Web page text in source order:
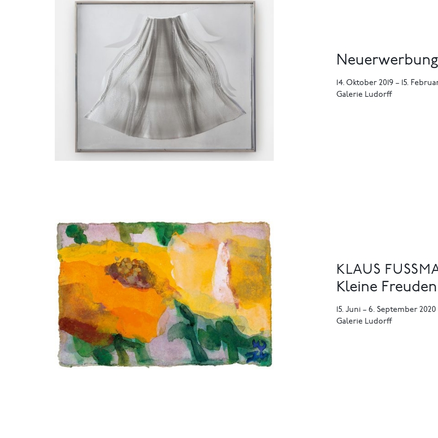
14. Oktober 2019 – 15.
Galerie Ludorff
KLAUS
Kleine
15. Juni – 6. September 2020
Galerie Ludorff